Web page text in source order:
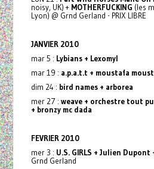
noisy, UK) + MOTHERFUCKING (les
Lyon) @ Grnd Gerland - PRIX LIBRE
JANVIER 2010
mar 5 : Lybians + Lexomyl
mar 19 : a.p.a.t.t + moustafa
dim 24 : bird names + arborea
mer 27 : weave + orchestre tout
+ bronzy mc dada
FEVRIER 2010
mer 3 : U.S. GIRLS + Julien
Grnd Gerland